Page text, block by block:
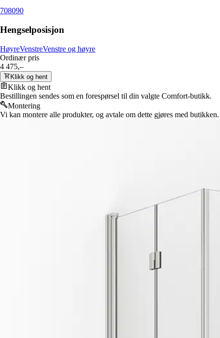
708090
Hengselposisjon
HøyreVenstreVenstre og høyre
Ordinær pris
4 475,–
Klikk og hent
Klikk og hent
Bestillingen sendes som en forespørsel til din valgte Comfort-butikk.
Montering
Vi kan montere alle produkter, og avtale om dette gjøres med butikken.